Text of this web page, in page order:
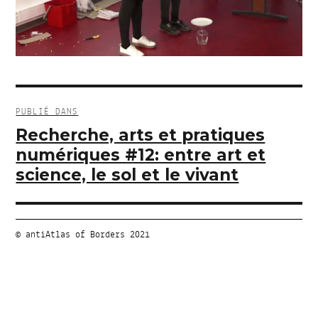
Navigation
de
l’article
PUBLIÉ DANS
Recherche, arts et pratiques
numériques #12: entre art et
science, le sol et le vivant
© antiAtlas of Borders 2021